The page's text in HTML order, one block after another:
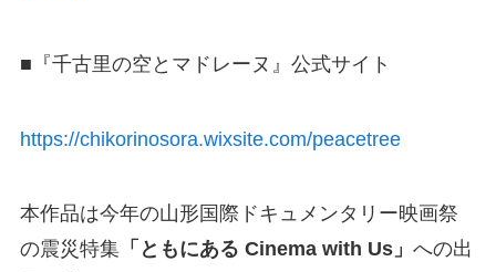
■『千古里の空とマドレーヌ』公式サイト
https://chikorinosora.wixsite.com/peacetree
本作品は今年の山形国際ドキュメンタリー映画祭
の震災特集「ともにある Cinema with Us」 への出